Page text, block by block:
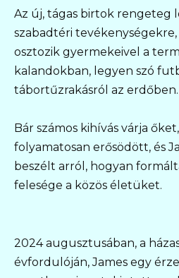
Az új, tágas birtok rengeteg
szabadtéri
osztozik gyermekeivel a
kalandokban, legyen szó
tábortűzrakásról az erdőben.
Bár számos kihívás várja
folyamatosan erősödött, és
beszélt arról, hogyan
felesége a közös életüket.
2024 augusztusában, a
évfordulóján, James egy